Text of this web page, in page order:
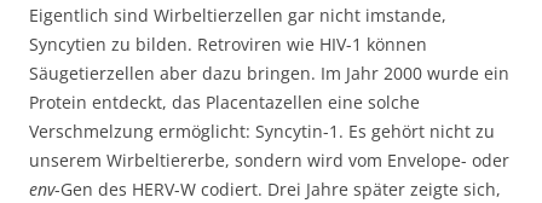
Eigentlich sind Wirbeltierzellen gar nicht imstande,
Syncytien zu bilden. Retroviren wie HIV-1 können
Säugetierzellen aber dazu bringen. Im Jahr 2000 wurde ein
Protein entdeckt, das Placentazellen eine solche
Verschmelzung ermöglicht: Syncytin-1. Es gehört nicht zu
unserem Wirbeltiererbe, sondern wird vom Envelope- oder
env-Gen des HERV-W codiert. Drei Jahre später zeigte sich,